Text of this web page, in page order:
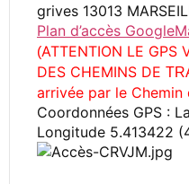
grives 13013
Plan d’accès
(ATTENTION LE GPS
DES CHEMINS DE
arrivée par le Chemin
Coordonnées GPS :
Longitude 5.413422